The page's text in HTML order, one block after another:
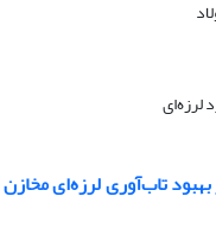
لرزه‌ای
تاب‌آوری لرزه‌ای